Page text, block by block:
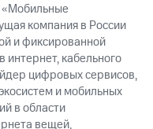
«Мобильные
компания в России
и фиксированной
интернет, кабельного
цифровых сервисов,
и мобильных
в области
вещей,